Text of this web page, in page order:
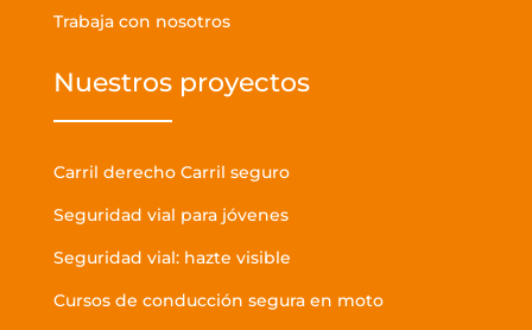
Trabaja con nosotros
Nuestros proyectos
Carril derecho Carril seguro
Seguridad vial para jóvenes
Seguridad vial: hazte visible
Cursos de conducción segura en moto